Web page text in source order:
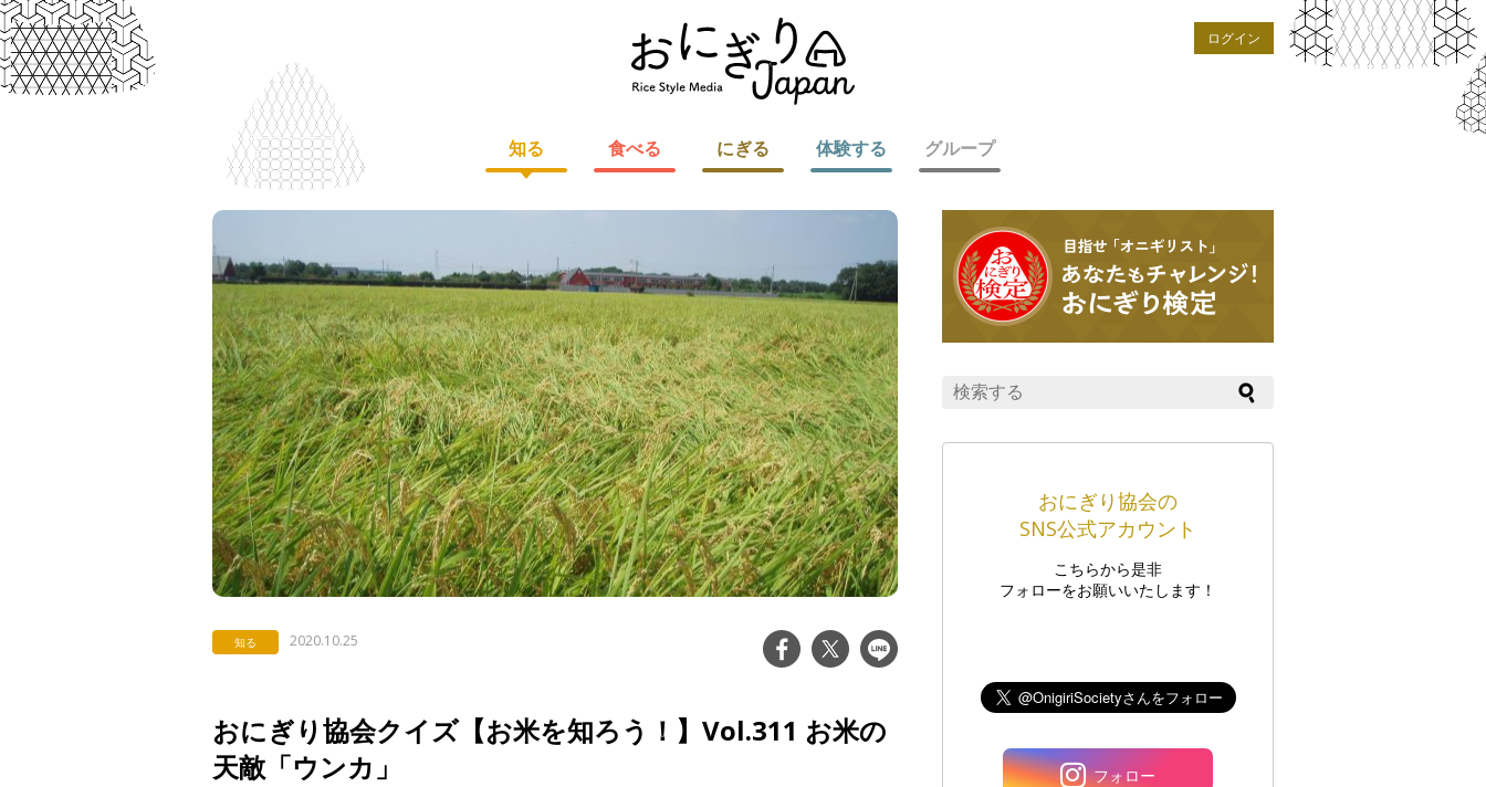
ログイン
知る 食べる にぎる 体験する グループ
知る 2020.10.25
おにぎり協会クイズ【お米を知ろう！】Vol.311 お米の
天敵「ウンカ」
おにぎり協会の
SNS公式アカウント
こちらから是非
フォローをお願いいたします！
フォロー